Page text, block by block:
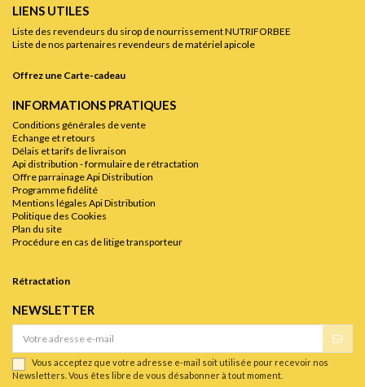
LIENS UTILES
Liste des revendeurs du sirop de nourrissement NUTRIFORBEE
Liste de nos partenaires revendeurs de matériel apicole
Offrez une Carte-cadeau
INFORMATIONS PRATIQUES
Conditions générales de vente
Echange et retours
Délais et tarifs de livraison
Api distribution - formulaire de rétractation
Offre parrainage Api Distribution
Programme fidélité
Mentions légales Api Distribution
Politique des Cookies
Plan du site
Procédure en cas de litige transporteur
Rétractation
NEWSLETTER
Vous acceptez que votre adresse e-mail soit utilisée pour recevoir nos
Newsletters. Vous êtes libre de vous désabonner à tout moment.